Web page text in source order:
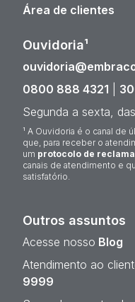
Área de clientes
Ouvidoria¹
0800 888 4321
Segunda a sexta,
¹ A Ouvidoria é o canal de
que, para receber o
um protocolo de
canais de atendimento e
satisfatório.
Outros assuntos
Acesse nosso Blog
Atendimento ao
9999